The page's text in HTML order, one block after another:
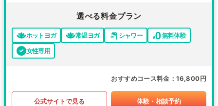
選べる料金プラン
ホットヨガ 常温ヨガ シャワー
無料体験
女性専用
おすすめコース料金 16,800円
公式サイトで見る 体験・相談予約